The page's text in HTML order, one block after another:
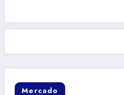
Mercado